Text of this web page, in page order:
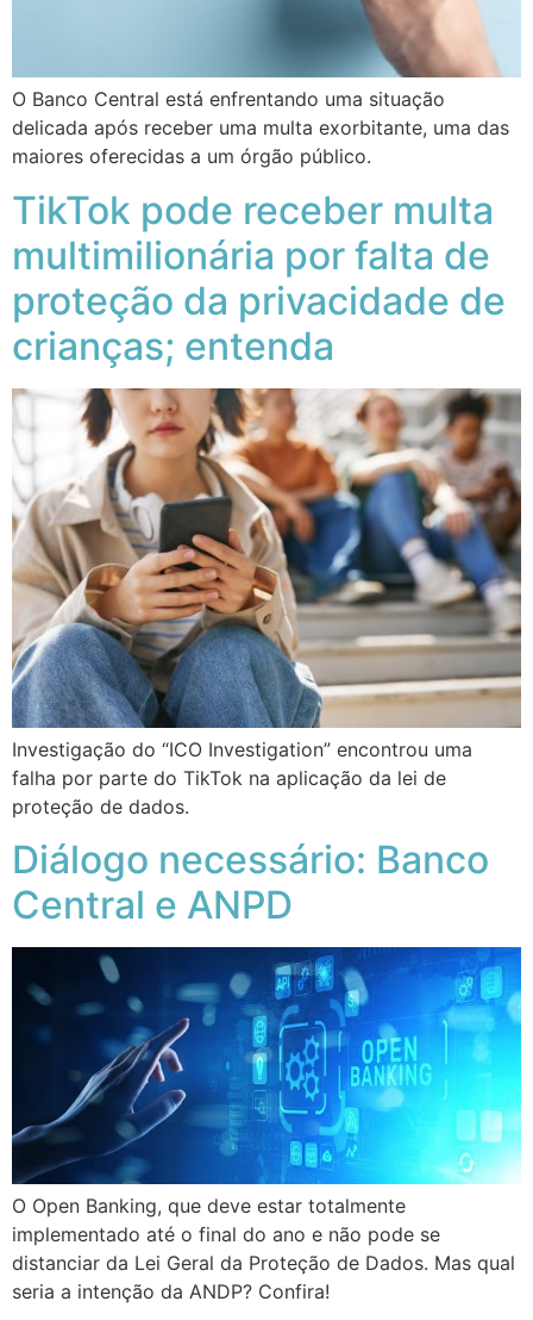
O Banco Central está enfrentando uma situação
delicada após receber uma multa exorbitante, uma das
maiores oferecidas a um órgão público.
TikTok pode receber multa
multimilionária por falta de
proteção da privacidade de
crianças; entenda
Investigação do “ICO Investigation” encontrou uma
falha por parte do TikTok na aplicação da lei de
proteção de dados.
Diálogo necessário: Banco
Central e ANPD
O Open Banking, que deve estar totalmente
implementado até o final do ano e não pode se
distanciar da Lei Geral da Proteção de Dados. Mas qual
seria a intenção da ANDP? Confira!